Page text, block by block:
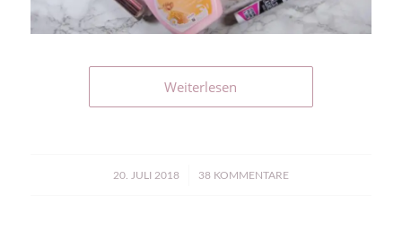
Weiterlesen
20. JULI 2018
/ 38 KOMMENTARE